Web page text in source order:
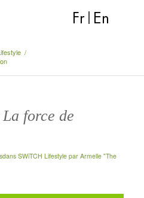
Fr En
/
force de
dans SWiTCH Lifestyle par Armelle "The